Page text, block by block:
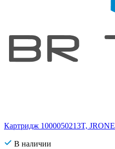
Картридж 1000050213T, JRONE
В наличии